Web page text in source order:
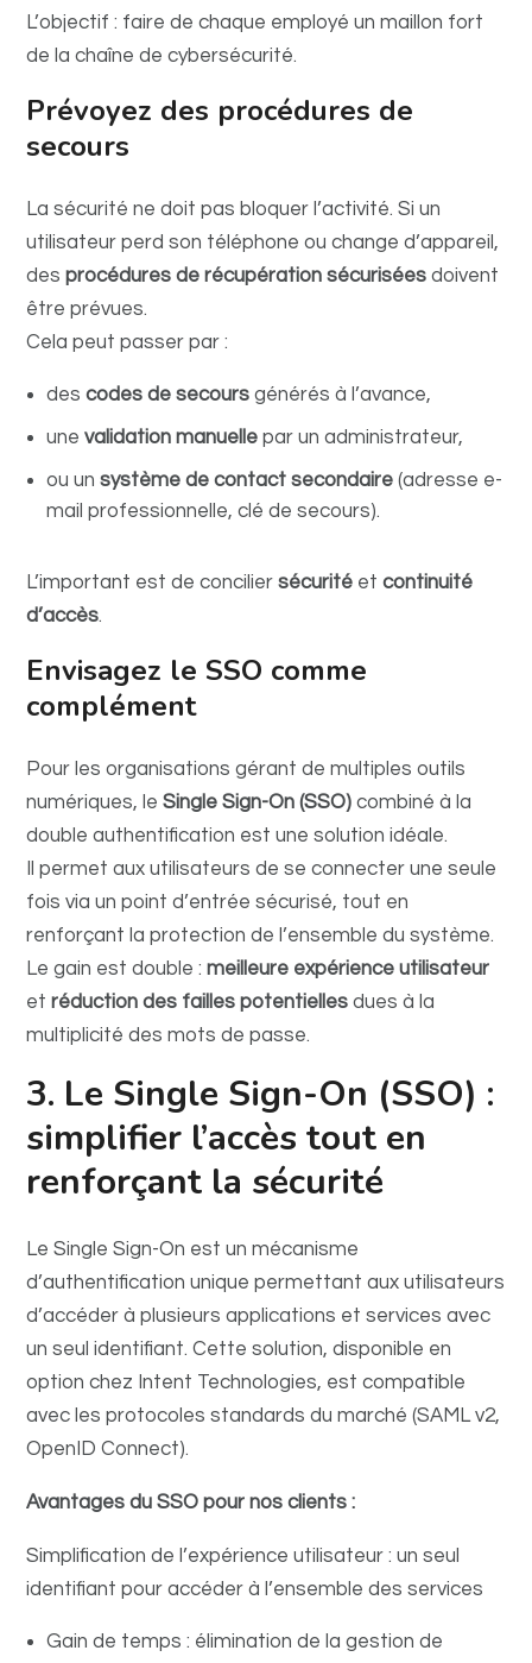
L’objectif : faire de chaque employé un maillon fort
de la chaîne de cybersécurité.
Prévoyez des procédures de
secours
La sécurité ne doit pas bloquer l’activité. Si un
utilisateur perd son téléphone ou change d’appareil,
desprocédures de récupération sécurisées doivent
être prévues.
Cela peut passer par :
descodes de secours générés à l’avance,
unevalidation manuelle par un administrateur,
ou unsystème de contact secondaire (adresse e-
mail professionnelle, clé de secours).
L’important est de conciliersécurité etcontinuité
d’accès.
Envisagez le SSO comme
complément
Pour les organisations gérant de multiples outils
numériques, leSingle Sign-On (SSO) combiné à la
double authentification est une solution idéale.
Il permet aux utilisateurs de se connecter une seule
fois via un point d’entrée sécurisé, tout en
renforçant la protection de l’ensemble du système.
Le gain est double :meilleure expérience utilisateur
etréduction des failles potentielles dues à la
multiplicité des mots de passe.
3. Le Single Sign-On (SSO) :
simplifier l’accès tout en
renforçant la sécurité
Le Single Sign-On est un mécanisme
d’authentification unique permettant aux utilisateurs
d’accéder à plusieurs applications et services avec
un seul identifiant. Cette solution, disponible en
option chez Intent Technologies, est compatible
avec les protocoles standards du marché (SAML v2,
OpenID Connect).
Avantages du SSO pour nos clients :
Simplification de l’expérience utilisateur : un seul
identifiant pour accéder à l’ensemble des services
Gain de temps : élimination de la gestion de